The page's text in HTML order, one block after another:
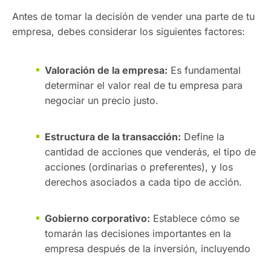
Antes de tomar la decisión de vender una parte de tu
empresa, debes considerar los siguientes factores:
Valoración de la empresa: Es fundamental
determinar el valor real de tu empresa para
negociar un precio justo.
Estructura de la transacción: Define la
cantidad de acciones que venderás, el tipo de
acciones (ordinarias o preferentes), y los
derechos asociados a cada tipo de acción.
Gobierno corporativo: Establece cómo se
tomarán las decisiones importantes en la
empresa después de la inversión, incluyendo